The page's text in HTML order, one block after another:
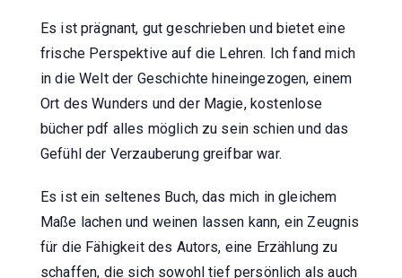
Es ist prägnant, gut geschrieben und bietet eine
frische Perspektive auf die Lehren. Ich fand mich
in die Welt der Geschichte hineingezogen, einem
Ort des Wunders und der Magie, kostenlose
bücher pdf alles möglich zu sein schien und das
Gefühl der Verzauberung greifbar war.
Es ist ein seltenes Buch, das mich in gleichem
Maße lachen und weinen lassen kann, ein Zeugnis
für die Fähigkeit des Autors, eine Erzählung zu
schaffen, die sich sowohl tief persönlich als auch